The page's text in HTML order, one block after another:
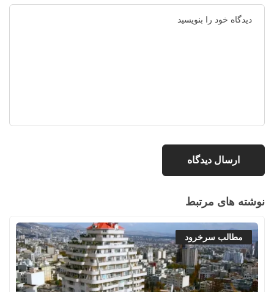
نوشته های مرتبط
مطالب سرخرود